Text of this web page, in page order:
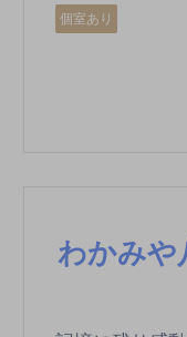
個室あり
わかみや